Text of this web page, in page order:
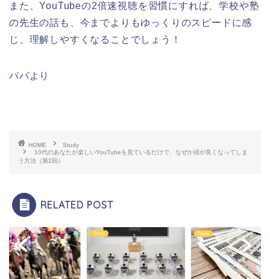
また、YouTubeの2倍速視聴を習慣にすれば、学校や塾
の先生の話も、今までよりもゆっくりのスピードに感
じ、理解しやすくなることでしょう！
パパより
HOME
Study
10代のあなたが楽しいYouTubeを見ているだけで、なぜか頭が良くなってしま
う方法（第2回）
RELATED POST
Study Study